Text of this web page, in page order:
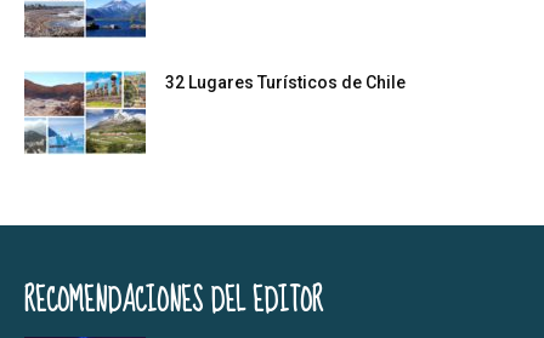
32 Lugares Turísticos de Chile
RECOMENDACIONES DEL EDITOR